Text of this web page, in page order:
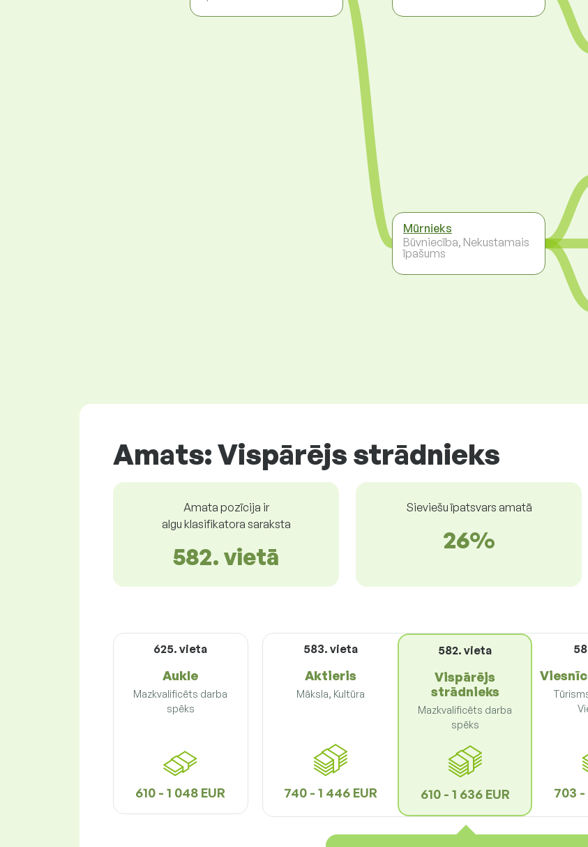
Mūrnieks
Būvniecība, Nekustamais
īpašums
Amats: Vispārējs strādnieks
Amata pozīcija ir
algu klasifikatora saraksta
582. vietā
Sieviešu īpatsvars amatā
26%
625. vieta
Aukle
Mazkvalificēts darba
spēks
610 - 1 048 EUR
583. vieta
Aktieris
Māksla, Kultūra
740 - 1 446 EUR
582. vieta
Vispārējs
strādnieks
Mazkvalificēts darba
spēks
610 - 1 636 EUR 703 -